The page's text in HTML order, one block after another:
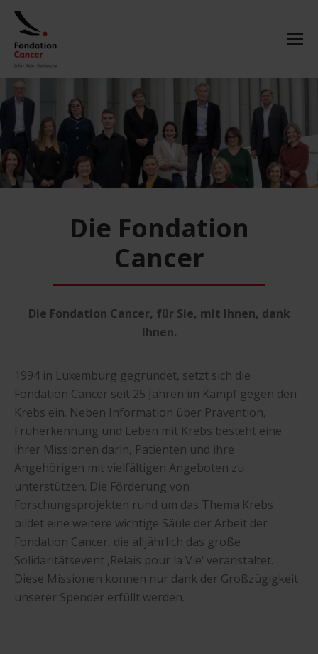
Die Fondation
Cancer
Die Fondation Cancer, für Sie, mit Ihnen, dank
Ihnen.
1994 in Luxemburg gegründet, setzt sich die
Fondation Cancer seit 25 Jahren im Kampf gegen den
Krebs ein. Neben Information über Prävention,
Früherkennung und Leben mit Krebs besteht eine
ihrer Missionen darin, Patienten und ihre
Angehörigen mit vielfältigen Angeboten zu
unterstützen. Die Förderung von
Forschungsprojekten rund um das Thema Krebs
bildet eine weitere wichtige Säule der Arbeit der
Fondation Cancer, die alljährlich das große
Solidaritätsevent ‚Relais pour la Vie‘ veranstaltet.
Diese Missionen können nur dank der Großzügigkeit
unserer Spender erfüllt werden.